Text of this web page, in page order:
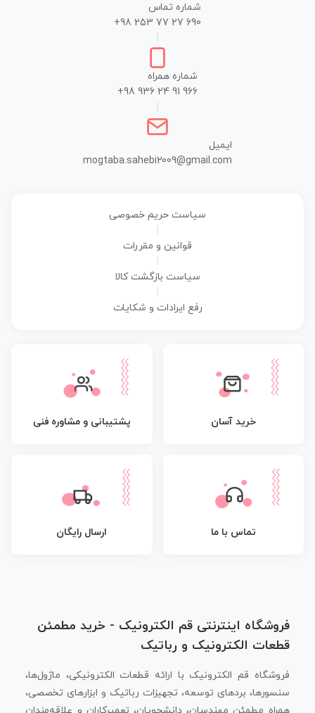
شماره تماس
+98 253 77 27 690
شماره همراه
+98 936 24 91 966
ایمیل
mogtaba.sahebi2009@gmail.com
سیاست حریم خصوصی
قوانین و مقررات
سیاست بازگشت کالا
رفع ایرادات و شکایات
خرید آسان پشتیبانی و مشاوره فنی
تماس با ما ارسال رایگان
فروشگاه اینترنتی قم الکترونیک - خرید مطمئن
قطعات الکترونیک و رباتیک
فروشگاه قم الکترونیک با ارائه قطعات الکترونیکی، ماژول‌ها،
سنسورها، بردهای توسعه، تجهیزات رباتیک و ابزارهای تخصصی،